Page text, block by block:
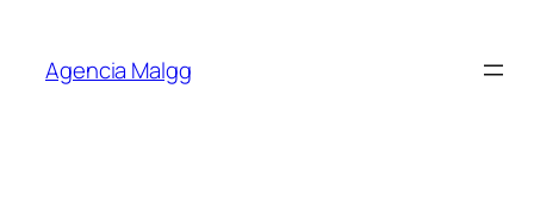
Agencia Malgg